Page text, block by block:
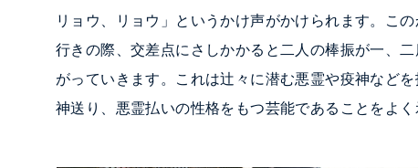
リョウ、リョウ」というかけ声がかけられます。こ
行きの際、交差点にさしかかると二人の棒振が一、
がっていきます。これは辻々に潜む悪霊や疫神など
神送り、悪霊払いの性格をもつ芸能であることをよく